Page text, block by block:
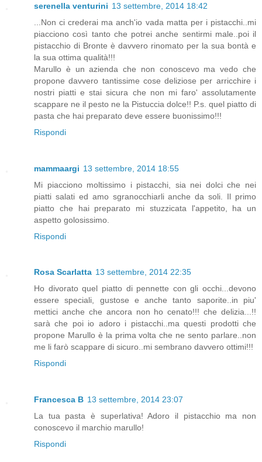
serenella venturini 13 settembre, 2014 18:42
...Non ci crederai ma anch'io vada matta per i pistacchi..mi
piacciono così tanto che potrei anche sentirmi male..poi il
pistacchio di Bronte è davvero rinomato per la sua bontà e
la sua ottima qualità!!!
Marullo è un azienda che non conoscevo ma vedo che
propone davvero tantissime cose deliziose per arricchire i
nostri piatti e stai sicura che non mi faro' assolutamente
scappare ne il pesto ne la Pistuccia dolce!! P.s. quel piatto di
pasta che hai preparato deve essere buonissimo!!!
Rispondi
mammaargi 13 settembre, 2014 18:55
Mi piacciono moltissimo i pistacchi, sia nei dolci che nei
piatti salati ed amo sgranocchiarli anche da soli. Il primo
piatto che hai preparato mi stuzzicata l'appetito, ha un
aspetto golosissimo.
Rispondi
Rosa Scarlatta 13 settembre, 2014 22:35
Ho divorato quel piatto di pennette con gli occhi...devono
essere speciali, gustose e anche tanto saporite..in piu'
mettici anche che ancora non ho cenato!!! che delizia...!!
sarà che poi io adoro i pistacchi..ma questi prodotti che
propone Marullo è la prima volta che ne sento parlare..non
me li farò scappare di sicuro..mi sembrano davvero ottimi!!!
Rispondi
Francesca B 13 settembre, 2014 23:07
La tua pasta è superlativa! Adoro il pistacchio ma non
conoscevo il marchio marullo!
Rispondi